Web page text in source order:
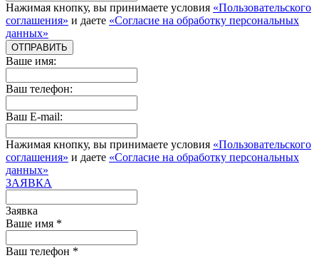
Нажимая кнопку, вы принимаете условия «Пользовательского
соглашения» и даете «Согласие на обработку персональных
данных»
ОТПРАВИТЬ
Ваше имя:
Ваш телефон:
Ваш E-mail:
Нажимая кнопку, вы принимаете условия «Пользовательского
соглашения» и даете «Согласие на обработку персональных
данных»
ЗАЯВКА
Заявка
Ваше имя *
Ваш телефон *